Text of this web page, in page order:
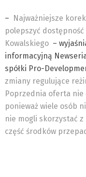
– Najważniejsze
polepszyć
Kowalskiego –
informacyjną
spółki Pro-
zmiany regulujące
Poprzednia oferta nie
ponieważ wiele osób
nie mogli skorzystać
część środków